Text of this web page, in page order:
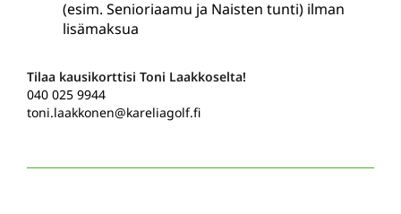
(esim. Senioriaamu ja Naisten tunti) ilman
lisämaksua
Tilaa kausikorttisi Toni Laakkoselta!
040 025 9944
toni.laakkonen@kareliagolf.fi